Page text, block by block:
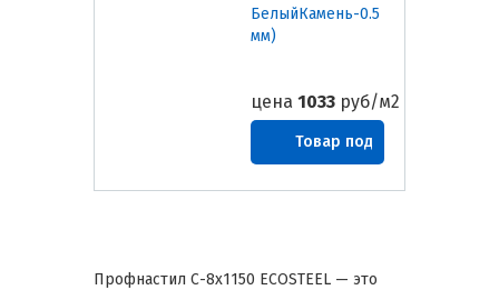
БелыйКамень-0.5
мм)
цена 1033 руб/м2
Товар под
заказ
Профнастил С-8х1150 ECOSTEEL — это